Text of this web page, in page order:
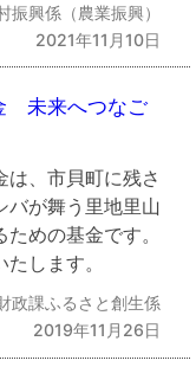
振興係（農業振興）
2021年11月10日
未来へつなご
、市貝町に残さ
バが舞う里地里山
めの基金です。
します。
政課ふるさと創生係
2019年11月26日